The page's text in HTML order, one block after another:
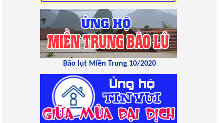
Bão lụt Miền Trung 10/2020